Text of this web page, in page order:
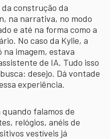
construção da
na narrativa, no modo
e até na forma como a
No caso da Kylie, a
na imagem, estava
de IA. Tudo isso
desejo. Dá vontade
experiência.
falamos de
relógios, anéis de
vestíveis já